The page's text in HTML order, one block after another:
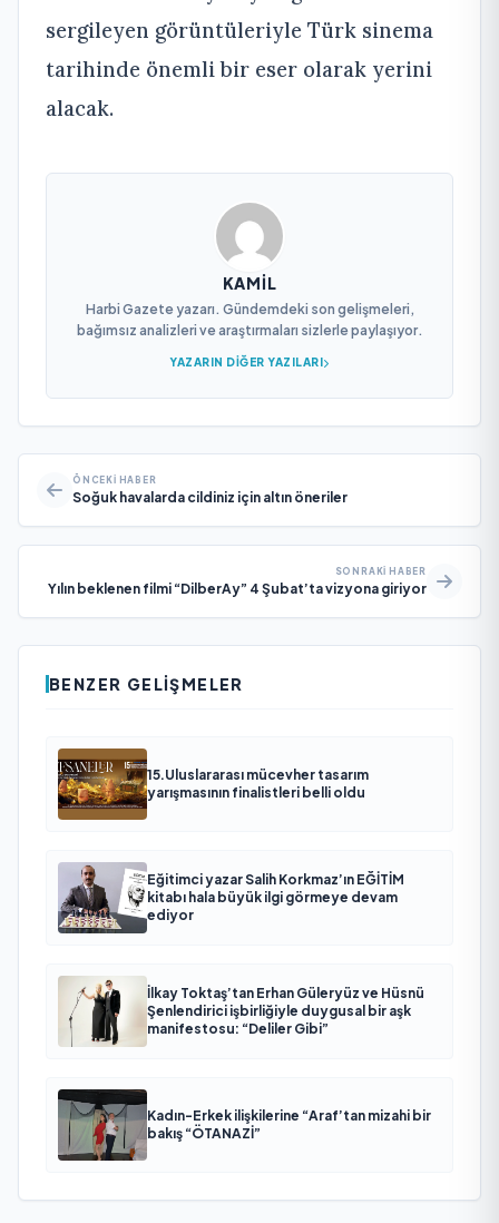
sergileyen görüntüleriyle Türk sinema
tarihinde önemli bir eser olarak yerini
alacak.
KAMIL
Harbi Gazete yazarı. Gündemdeki son gelişmeleri,
bağımsız analizleri ve araştırmaları sizlerle paylaşıyor.
YAZARIN DIĞER YAZILARI
ÖNCEKI HABER
Soğuk havalarda cildiniz için altın öneriler
SONRAKI HABER
Yılın beklenen filmi “DilberAy” 4 Şubat’ta vizyona giriyor
BENZER GELIŞMELER
15.Uluslararası mücevher tasarım
yarışmasının finalistleri belli oldu
Eğitimci yazar Salih Korkmaz’ın EĞİTİM
kitabı hala büyük ilgi görmeye devam
ediyor
İlkay Toktaş’tan Erhan Güleryüz ve Hüsnü
Şenlendirici işbirliğiyle duygusal bir aşk
manifestosu: “Deliler Gibi”
Kadın-Erkek ilişkilerine “Araf’tan mizahi bir
bakış “ÖTANAZİ”